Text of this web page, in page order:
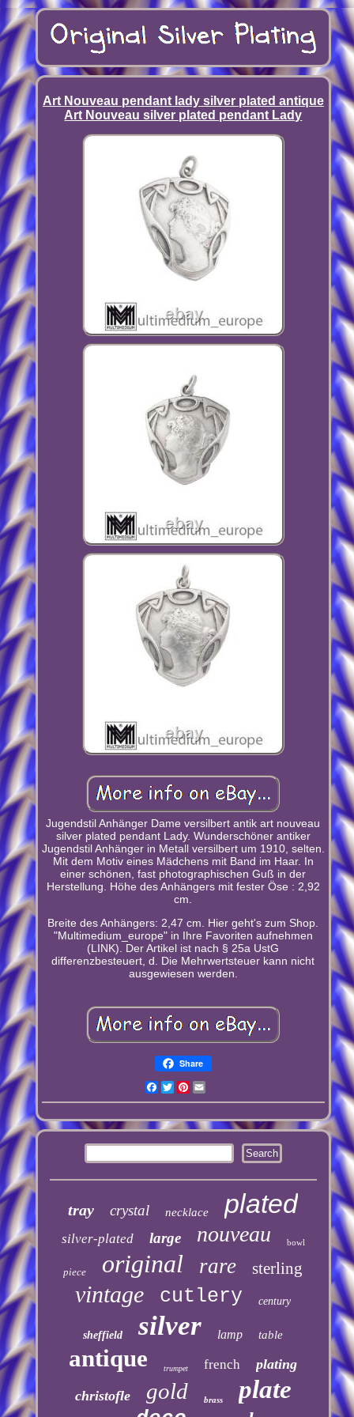
Art Nouveau pendant lady silver plated antique
Art Nouveau silver plated pendant Lady
Jugendstil Anhänger Dame versilbert antik art nouveau
silver plated pendant Lady. Wunderschöner antiker
Jugendstil Anhänger in Metall versilbert um 1910, selten.
Mit dem Motiv eines Mädchens mit Band im Haar. In
einer schönen, fast photographischen Guß in der
Herstellung. Höhe des Anhängers mit fester Öse : 2,92
cm.
Breite des Anhängers: 2,47 cm. Hier geht's zum Shop.
"Multimedium_europe" in Ihre Favoriten aufnehmen
(LINK). Der Artikel ist nach § 25a UstG
differenzbesteuert, d. Die Mehrwertsteuer kann nicht
ausgewiesen werden.
Share
Facebook
TwitterPinterest
tray crystal necklace plated
silver-plated large nouveau bowl
piece original rare sterling
vintage cutlery century
sheffield silver lamp table
antique trumpet french
plating
christofle
gold brass plate